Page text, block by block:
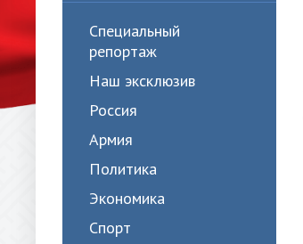
Специальный
репортаж
Наш эксклюзив
Россия
Армия
Политика
Экономика
Спорт